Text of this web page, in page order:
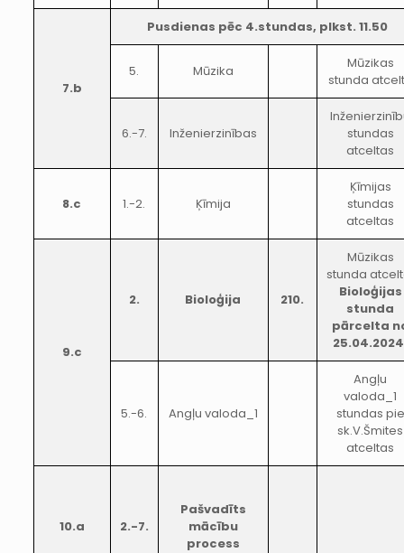
7.b
Pusdienas pēc 4.stundas, plkst. 11.50
5. Mūzika
Mūzikas
stunda
6.-7. Inženierzinības
stundas
atceltas
8.c 1.-2. Ķīmija
Ķīmijas
stundas
atceltas
9.c
2. Bioloģija 210.
Mūzikas
stunda
Bioloģijas
stunda
pārcelta
5.-6. Angļu valoda_1
Angļu
valoda_1
stundas pie
sk.V.Šmites
atceltas
10.a 2.-7.
Pašvadīts
mācību
process